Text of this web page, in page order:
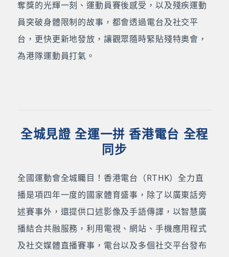
奪獎的光輝一刻、運動員賽後感受，以及殘疾運動
員突破身體限制的故事，都會透過電台及社交平
台，更快更新地發放，讓觀眾隨時緊貼殘特奧會，
為港隊運動員打氣。
全城見證 全運一拼 香港電台 全程
同步
全國運動會全城矚目！香港電台（RTHK）全力直
播是項四年一度的國家體育盛事，除了以廣東話旁
述賽事外，還提供口述影像及手語傳譯，以智慧廣
播結合共融服務，利用電視、網站、手機應用程式
及社交媒體直播賽事，電台以及多個社交平台發布